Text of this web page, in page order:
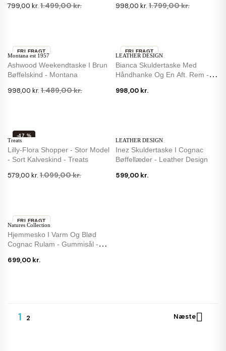
799,00 kr. 1.499,00 kr. 998,00 kr. 1.799,00 kr.
Montana est 1957
Ashwood Weekendtaske I Brun
Bøffelskind - Montana
998,00 kr. 1.489,00 kr.
-33 %
FRI FRAGT
LEATHER DESIGN
Bianca Skuldertaske Med
Håndhanke Og En Aft. Rem -
998,00 kr.
FRI FRAGT
Treats
Lilly-Flora Shopper - Stor Model
- Sort Kalveskind - Treats
579,00 kr. 1.099,00 kr.
-47 %
LEATHER DESIGN
Inez Skuldertaske I Cognac
Bøffellæder - Leather Design
599,00 kr.
Natures Collection
Hjemmesko I Varm Og Blød
Cognac Rulam - Gummisål -
699,00 kr.
FRI FRAGT
1 2 Næste